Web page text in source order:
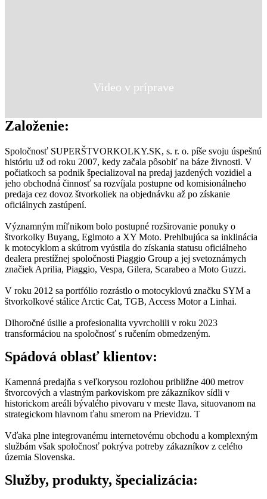
Video v príprave
Založenie:
Spoločnosť SUPERŠTVORKOLKY.SK, s. r. o. píše svoju úspešnú
históriu už od roku 2007, kedy začala pôsobiť na báze živnosti. V
počiatkoch sa podnik špecializoval na predaj jazdených vozidiel a
jeho obchodná činnosť sa rozvíjala postupne od komisionálneho
predaja cez dovoz štvorkoliek na objednávku až po získanie
oficiálnych zastúpení.
Významným míľnikom bolo postupné rozširovanie ponuky o
štvorkolky Buyang, Eglmoto a XY Moto. Prehlbujúca sa inklinácia
k motocyklom a skútrom vyústila do získania statusu oficiálneho
dealera prestížnej spoločnosti Piaggio Group a jej svetoznámych
značiek Aprilia, Piaggio, Vespa, Gilera, Scarabeo a Moto Guzzi.
V roku 2012 sa portfólio rozrástlo o motocyklovú značku SYM a
štvorkolkové stálice Arctic Cat, TGB, Access Motor a Linhai.
Dlhoročné úsilie a profesionalita vyvrcholili v roku 2023
transformáciou na spoločnosť s ručením obmedzeným.
Spádová oblasť klientov:
Kamenná predajňa s veľkorysou rozlohou približne 400 metrov
štvorcových a vlastným parkoviskom pre zákazníkov sídli v
historickom areáli bývalého pivovaru v meste Ilava, situovanom na
strategickom hlavnom ťahu smerom na Prievidzu. T
Vďaka plne integrovanému internetovému obchodu a komplexným
službám však spoločnosť pokrýva potreby zákazníkov z celého
územia Slovenska.
Služby, produkty, špecializácia: